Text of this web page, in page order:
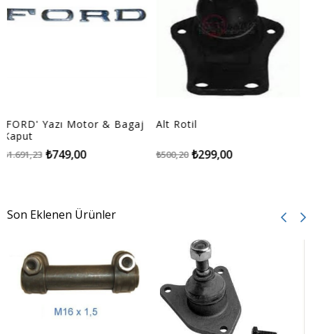
Yazı Motor & Bagaj
₺749,00
Alt Rotil
₺299,00
₺500,20
Son Eklenen Ürünler